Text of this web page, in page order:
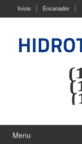
Início Encanador
Menu